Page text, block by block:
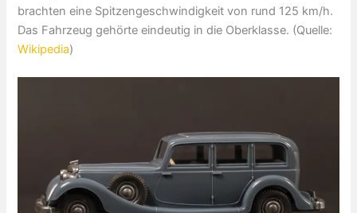
brachten eine Spitzengeschwindigkeit von rund 125 km/h.
Das Fahrzeug gehörte eindeutig in die Oberklasse. (Quelle:
Wikipedia)